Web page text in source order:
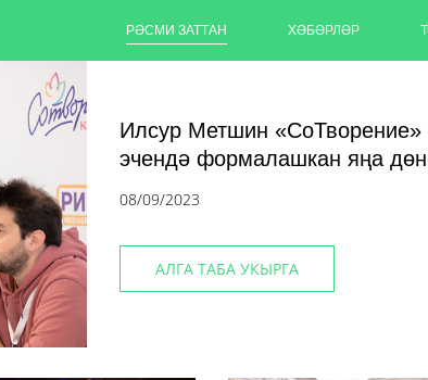
РӘСМИ ЗАТТАН ХӘБӘРЛӘР
Илсур Метшин
эчендә формалашкан яңа
08/09/2023
АЛГА ТАБА УКЫРГА